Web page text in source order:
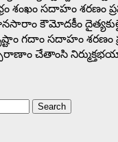
శంఖం సదాహం శరణం
కౌమోదకీం
గదాం సదాహం శరణం
చేతాంసి